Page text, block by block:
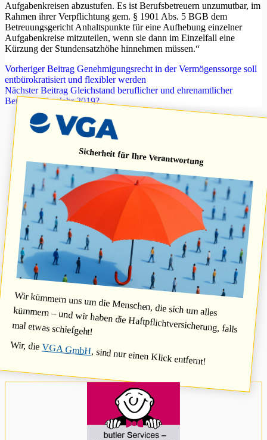
Aufgabenkreisen abzustufen. Es ist Berufsbetreuern unzumutbar, im
Rahmen ihrer Verpflichtung gem. § 1901 Abs. 5 BGB dem
Betreuungsgericht Anhaltspunkte für eine Aufhebung einzelner
Aufgabenkreise mitzuteilen, wenn sie dann im Einzelfall eine
Kürzung der Stundensatzhöhe hinnehmen müssen.“
VorherigerBeitrag Genehmigungsrecht in der Vermögenssorge soll
entbürokratisiert und flexibler werden
NächsterBeitrag Gleichstand beruflicher und ehrenamtlicher
Betreuung im Jahr 2019?
Sicherheit für Ihre Verantwortung
Wir kümmern uns um die Menschen, die sich um alles
kümmern – und wir haben die Haftpflichtversicherung, falls
mal etwas schiefgeht!
Wir, dieVGA GmbH, sind nur einen Klick entfernt!